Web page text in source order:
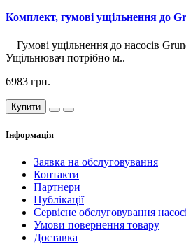
Комплект, гумові ущільнення до
Гумові ущільнення до насосів
Ущільнювач потрібно м..
6983 грн.
Купити
Інформація
Заявка на обслуговування
Контакти
Партнери
Публікації
Сервісне обслуговування
Умови повернення товару
Доставка